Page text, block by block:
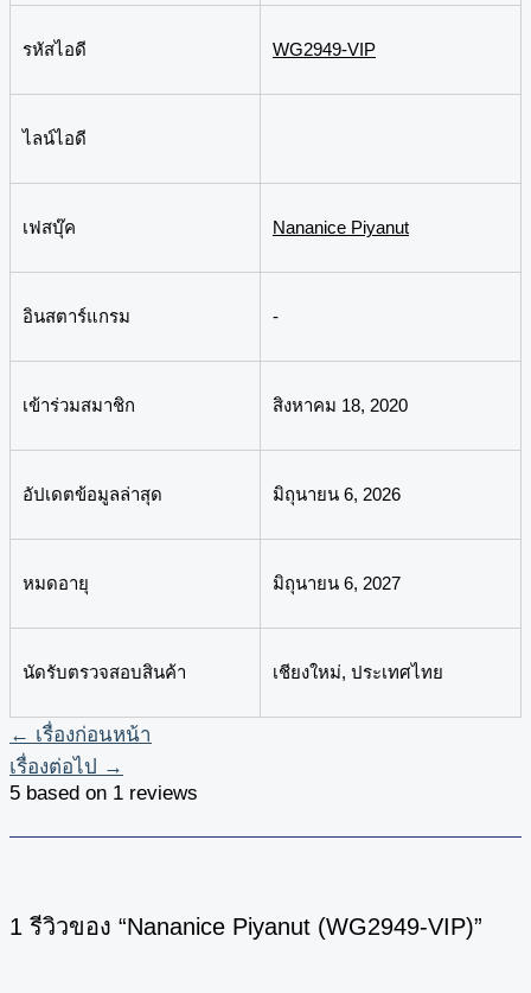
รหัสไอดี WG2949-VIP
ไลน์ไอดี
เฟสบุ๊ค Nananice Piyanut
อินสตาร์แกรม -
เข้าร่วมสมาชิก สิงหาคม 18, 2020
อัปเดตข้อมูลล่าสุด มิถุนายน 6, 2026
หมดอายุ มิถุนายน 6, 2027
นัดรับตรวจสอบสินค้า เชียงใหม่, ประเทศไทย
← เรื่องก่อนหน้า
เรื่องต่อไป →
5 based on 1 reviews
1 รีวิวของ “Nananice Piyanut (WG2949-VIP)”